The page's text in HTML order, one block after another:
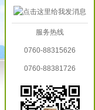
服务热线
0760-88315626
0760-88381726